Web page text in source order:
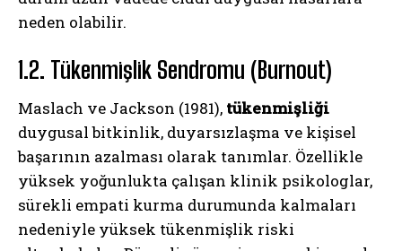
neden olabilir.
1.2. Tükenmişlik Sendromu (Burnout)
Maslach ve Jackson (1981), tükenmişliği
duygusal bitkinlik, duyarsızlaşma ve kişisel
başarının azalması olarak tanımlar. Özellikle
yüksek yoğunlukta çalışan klinik psikologlar,
sürekli empati kurma durumunda kalmaları
nedeniyle yüksek tükenmişlik riski